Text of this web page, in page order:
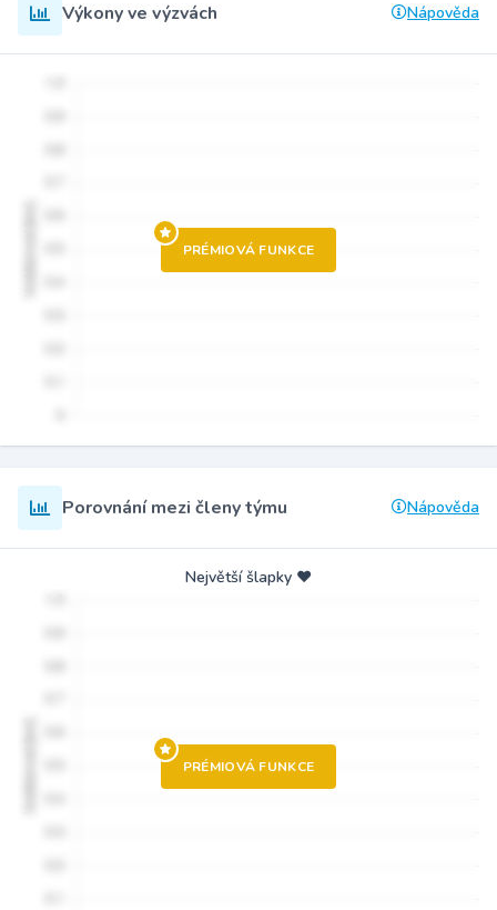
Výkony ve výzvách Nápověda
PRÉMIOVÁ FUNKCE
Porovnání mezi členy týmu Nápověda
Největší šlapky ❤️
PRÉMIOVÁ FUNKCE